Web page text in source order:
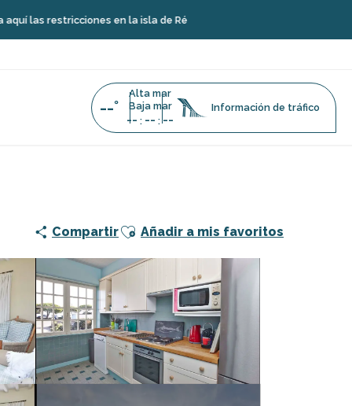
en la isla de Ré
--°
Alta mar
Baja mar
-- : -- : --
Información de tráfico
CompartirAjouter aux favoris
Añadir a mis favoritos